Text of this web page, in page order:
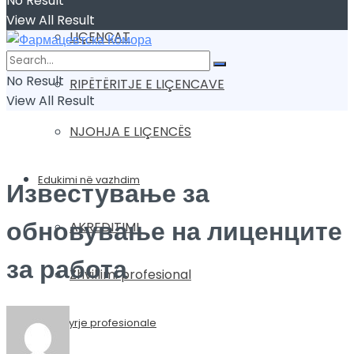
LIÇENCAT
RIPËTËRITJE E LIÇENCAVE
NJOHJA E LIÇENCËS
Edukimi në vazhdim
AKREDITIMI
Zhvillimi profesional
Mbikqyrje profesionale
View All Result
No Result
View All Result
Известување за
обновување на лиценците
за работа